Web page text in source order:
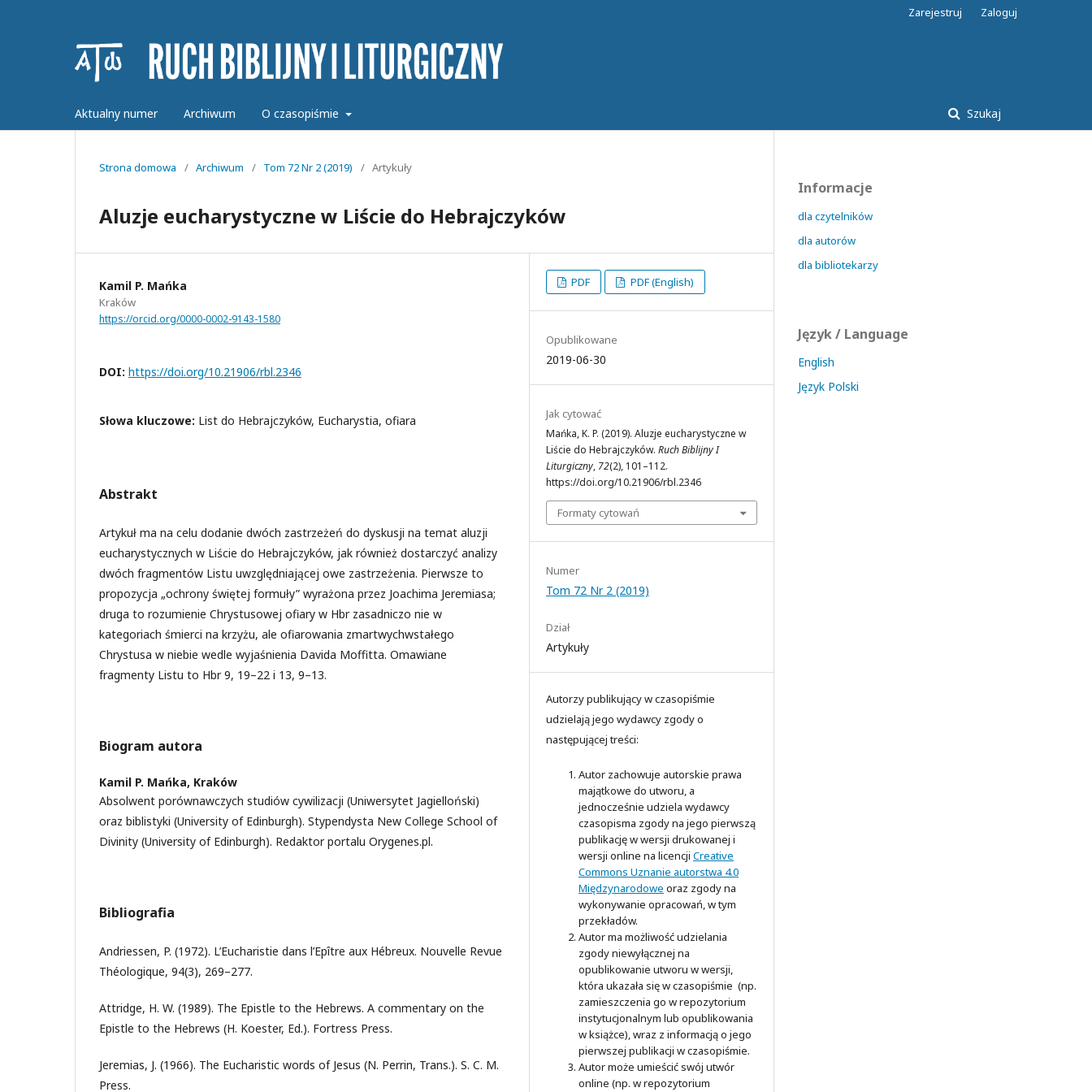
Aktualny numer Archiwum O czasopiśmie Szukaj
Zarejestruj Zaloguj
Strona domowa / Archiwum / Tom 72 Nr 2 (2019) / Artykuły
Aluzje eucharystyczne w Liście do Hebrajczyków
Kamil P. Mańka
Kraków
https://orcid.org/0000-0002-9143-1580
DOI: https://doi.org/10.21906/rbl.2346
Słowa kluczowe: List do Hebrajczyków, Eucharystia, ofiara
Abstrakt
Artykuł ma na celu dodanie dwóch zastrzeżeń do dyskusji na temat aluzji
eucharystycznych w Liście do Hebrajczyków, jak również dostarczyć analizy
dwóch fragmentów Listu uwzględniającej owe zastrzeżenia. Pierwsze to
propozycja „ochrony świętej formuły” wyrażona przez Joachima Jeremiasa;
druga to rozumienie Chrystusowej ofiary w Hbr zasadniczo nie w
kategoriach śmierci na krzyżu, ale ofiarowania zmartwychwstałego
Chrystusa w niebie wedle wyjaśnienia Davida Moffitta. Omawiane
fragmenty Listu to Hbr 9, 19–22 i 13, 9–13.
Biogram autora
Kamil P. Mańka, Kraków
Absolwent porównawczych studiów cywilizacji (Uniwersytet Jagielloński)
oraz biblistyki (University of Edinburgh). Stypendysta New College School of
Divinity (University of Edinburgh). Redaktor portalu Orygenes.pl.
Bibliografia
Andriessen, P. (1972). L’Eucharistie dans l’Epître aux Hébreux. Nouvelle Revue
Théologique, 94(3), 269–277.
Attridge, H. W. (1989). The Epistle to the Hebrews. A commentary on the
Epistle to the Hebrews (H. Koester, Ed.). Fortress Press.
Jeremias, J. (1966). The Eucharistic words of Jesus (N. Perrin, Trans.). S. C. M.
Press.
PDF PDF (English)
Opublikowane
2019-06-30
Jak cytować
Mańka, K. P. (2019). Aluzje eucharystyczne w
Liście do Hebrajczyków. Ruch Biblijny I
Liturgiczny, 72(2), 101–112.
https://doi.org/10.21906/rbl.2346
Formaty cytowań
Numer
Tom 72 Nr 2 (2019)
Dział
Artykuły
Autorzy publikujący w czasopiśmie
udzielają jego wydawcy zgody o
następującej treści:
Autor zachowuje autorskie prawa
majątkowe do utworu, a
jednocześnie udziela wydawcy
czasopisma zgody na jego pierwszą
publikację w wersji drukowanej i
wersji online na licencji Creative
Commons Uznanie autorstwa 4.0
Międzynarodowe oraz zgody na
wykonywanie opracowań, w tym
przekładów.
Autor ma możliwość udzielania
zgody niewyłącznej na
opublikowanie utworu w wersji,
która ukazała się w czasopiśmie (np.
zamieszczenia go w repozytorium
instytucjonalnym lub opublikowania
w książce), wraz z informacją o jego
pierwszej publikacji w czasopiśmie.
Autor może umieścić swój utwór
online (np. w repozytorium
Informacje
dla czytelników
dla autorów
dla bibliotekarzy
Język / Language
English
Język Polski